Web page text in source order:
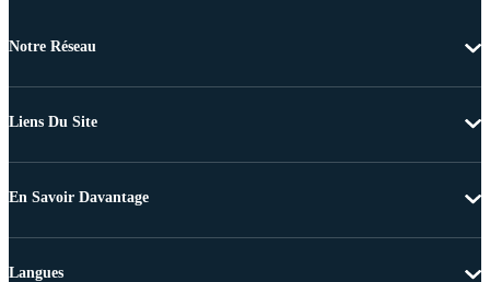
Notre Réseau
Liens Du Site
En Savoir Davantage
Langues